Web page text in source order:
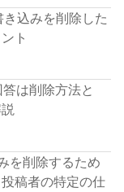
込みを削除した
ト
は削除方法と
を削除するため
稿者の特定の仕